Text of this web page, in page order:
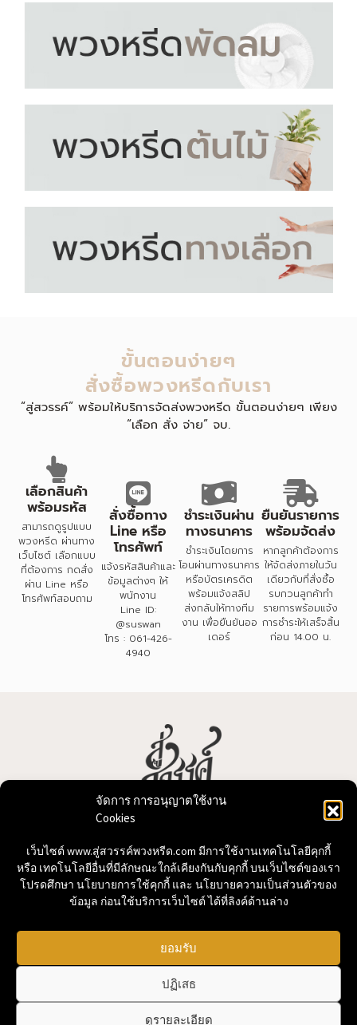
จัดการ การอนุญาตใช้งาน
Cookies
เว็บไซต์ www.สู่สวรรค์พวงหรีด.com มีการใช้งานเทคโนโลยีคุกกี้
หรือ เทคโนโลยีอื่นที่มีลักษณะใกล้เคียงกันกับคุกกี้ บนเว็บไซต์ของเรา
โปรดศึกษา นโยบายการใช้คุกกี้ และ นโยบายความเป็นส่วนตัวของ
ข้อมูล ก่อนใช้บริการเว็บไซต์ ได้ที่ลิงค์ด้านล่าง
ยอมรับ
ปฏิเสธ
ดูรายละเอียด
ขั้นตอนง่ายๆ
สั่งซื้อพวงหรีดกับเรา
“สู่สวรรค์” พร้อมให้บริการจัดส่งพวงหรีด ขั้นตอนง่ายๆ เพียง
“เลือก สั่ง จ่าย” จบ.
เลือกสินค้า
พร้อมรหัส
สามารถดูรูปแบบ
พวงหรีด ผ่านทาง
เว็บไซต์ เลือกแบบ
ที่ต้องการ กดสั่ง
ผ่าน Line หรือ
โทรศัพท์สอบถาม
สั่งซื้อทาง
Line หรือ
โทรศัพท์
แจ้งรหัสสินค้าและ
ข้อมูลต่างๆ ให้
พนักงาน
Line ID:
@suswan
โทร : 061-426-
4940
ชำระเงินผ่าน
ทางธนาคาร
ชำระเงินโดยการ
โอนผ่านทางธนาคาร
หรือบัตรเครดิต
พร้อมแจ้งสลิป
ส่งกลับให้ทางทีม
งาน เพื่อยืนยันออ
เดอร์
ยืนยันรายการ
พร้อมจัดส่ง
หากลูกค้าต้องการ
ให้จัดส่งภายในวัน
เดียวกับที่สั่งซื้อ
รบกวนลูกค้าทำ
รายการพร้อมแจ้ง
การชำระให้เสร็จสิ้น
ก่อน 14.00 น.
บริการจัดทำพวงหรีด พวงหรีดดอกไม้สด พวงหรีดพัดลม
061-426-4940
click! สอบถาม